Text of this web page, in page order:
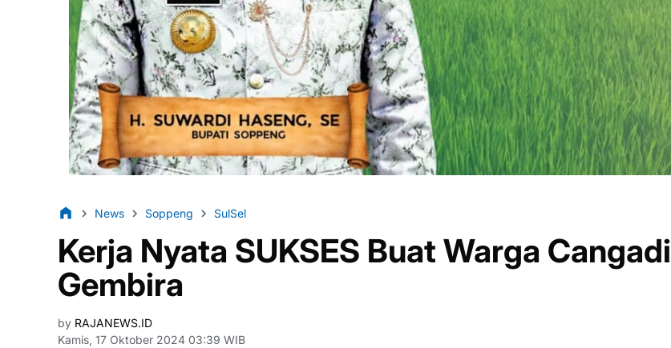
News Soppeng SulSel
Kerja Nyata SUKSES Buat Warga Cangadi
Gembira
by RAJANEWS.ID
Kamis, 17 Oktober 2024 03:39 WIB